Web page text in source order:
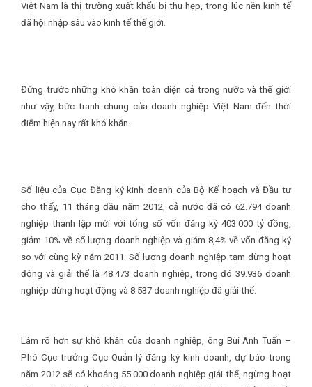
Việt Nam là thị trường xuất khẩu bị thu hẹp, trong lúc nền kinh tế
đã hội nhập sâu vào kinh tế thế giới.
Đứng trước những khó khăn toàn diện cả trong nước và thế giới
như vậy, bức tranh chung của doanh nghiệp Việt Nam đến thời
điểm hiện nay rất khó khăn.
Số liệu của Cục Đăng ký kinh doanh của Bộ Kế hoạch và Đầu tư
cho thấy, 11 tháng đầu năm 2012, cả nước đã có 62.794 doanh
nghiệp thành lập mới với tổng số vốn đăng ký 403.000 tỷ đồng,
giảm 10% về số lượng doanh nghiệp và giảm 8,4% về vốn đăng ký
so với cùng kỳ năm 2011. Số lượng doanh nghiệp tạm dừng hoạt
động và giải thể là 48.473 doanh nghiệp, trong đó 39.936 doanh
nghiệp dừng hoạt động và 8.537 doanh nghiệp đã giải thể.
Làm rõ hơn sự khó khăn của doanh nghiệp, ông Bùi Anh Tuấn –
Phó Cục trưởng Cục Quản lý đăng ký kinh doanh, dự báo trong
năm 2012 sẽ có khoảng 55.000 doanh nghiệp giải thể, ngừng hoạt